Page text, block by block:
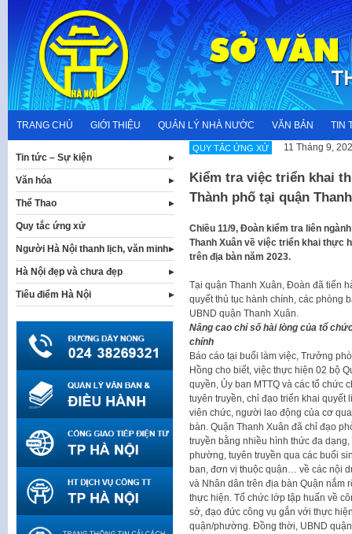
content
TRANG CHỦ GIỚI THIỆU QUẢN LÝ NHÀ NƯỚC VĂN BẢN TIN
QUY TẮC ỨNG XỬ 11 Tháng 9,
Kiểm tra việc triển khai
Thành phố tại quận
Chiều 11/9, Đoàn kiểm tra liên
Thanh Xuân về việc triển khai thực
trên địa bàn năm 2023.
Tại quận Thanh Xuân, Đoàn đã tiến
quyết thủ tục hành chính, các phòng
UBND quận Thanh Xuân.
Nâng cao chỉ số hài lòng của tổ
chính
Báo cáo tại buổi làm việc, Trưởng
Hồng cho biết, việc thực hiện 02 bộ
quyền, Ủy ban MTTQ và các tổ chức
tuyên truyền, chỉ đạo triển khai quyết
viên chức, người lao động của cơ
bàn. Quận Thanh Xuân đã chỉ đạo
truyền bằng nhiều hình thức đa
phường, tuyên truyền qua các buổi
ban, đơn vị thuộc quận… về các nội
và Nhân dân trên địa bàn Quận nắm
thực hiện. Tổ chức lớp tập huấn về
sở, đạo đức công vụ gắn với thực
quận/phường. Đồng thời, UBND
Tin tức – Sự kiện
Văn hóa
Thể Thao
Quy tắc ứng xử
Người Hà Nội thanh lịch, văn minh
Hà Nội đẹp và chưa đẹp
Tiêu điểm Hà Nội